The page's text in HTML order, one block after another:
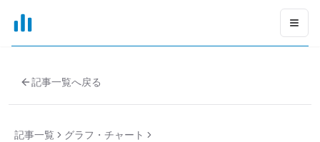
xGrapher
記事一覧へ戻る
記事一覧
グラフ・チャート